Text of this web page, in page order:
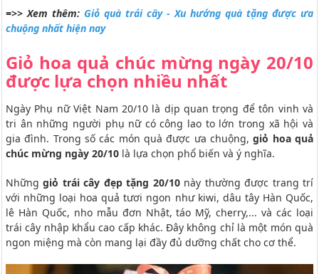
=>> Xem thêm: Giỏ quà trái cây - Xu hướng quà tặng được ưa
chuộng nhất hiện nay
Giỏ hoa quả chúc mừng ngày 20/10
được lựa chọn nhiều nhất
Ngày Phụ nữ Việt Nam 20/10 là dịp quan trọng để tôn vinh và
tri ân những người phụ nữ có công lao to lớn trong xã hội và
gia đình. Trong số các món quà được ưa chuộng,giỏ hoa quả
chúc mừng ngày 20/10 là lựa chọn phổ biến và ý nghĩa.
Nhữnggiỏ trái cây đẹp tặng 20/10này thường được trang trí
với những loại hoa quả tươi ngon như kiwi, dâu tây Hàn Quốc,
lê Hàn Quốc, nho mẫu đơn Nhật, táo Mỹ, cherry,... và các loại
trái cây nhập khẩu cao cấp khác. Đây không chỉ là một món quà
ngon miệng mà còn mang lại đầy đủ dưỡng chất cho cơ thể.